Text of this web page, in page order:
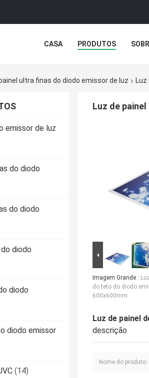
CASA PRODUTOS
ultra finas do diodo emissor de luz Luz
emissor de luz
do diodo
do diodo
diodo
diodo
diodo emissor
(14)
Luz de
Imagem Grande :
do teto do diodo
600x600mm
Luz de painel
descrição
Nome do produto: